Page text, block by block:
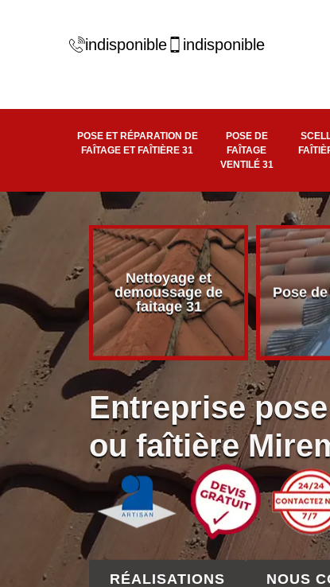
indisponible indisponible
POSE ET RÉPARATION DE
FAÎTAGE ET FAÎTIÈRE 31
POSE DE
FAÎTAGE
VENTILÉ 31
de
31
Nettoyage et
demoussage de
faitage 31
Pose
Entreprise
ou faîtière
RÉALISATIONS NOUS